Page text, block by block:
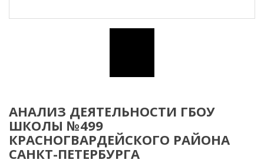
АНАЛИЗ ДЕЯТЕЛЬНОСТИ ГБОУ
ШКОЛЫ №499
КРАСНОГВАРДЕЙСКОГО РАЙОНА
САНКТ-ПЕТЕРБУРГА